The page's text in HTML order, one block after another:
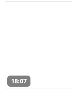
18:07